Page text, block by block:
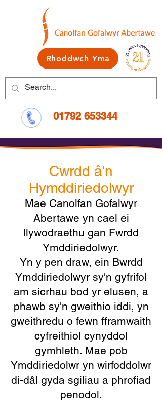
Rhoddwch Yma
01792 653344
Cwrdd â'n
Hymddiriedolwyr
Mae Canolfan Gofalwyr
Abertawe yn cael ei
llywodraethu gan Fwrdd
Ymddiriedolwyr.
Yn y pen draw, ein Bwrdd
Ymddiriedolwyr sy'n gyfrifol
am sicrhau bod yr elusen, a
phawb sy'n gweithio iddi, yn
gweithredu o fewn fframwaith
cyfreithiol cynyddol
gymhleth. Mae pob
Ymddiriedolwr yn wirfoddolwr
di-dâl gyda sgiliau a phrofiad
penodol.